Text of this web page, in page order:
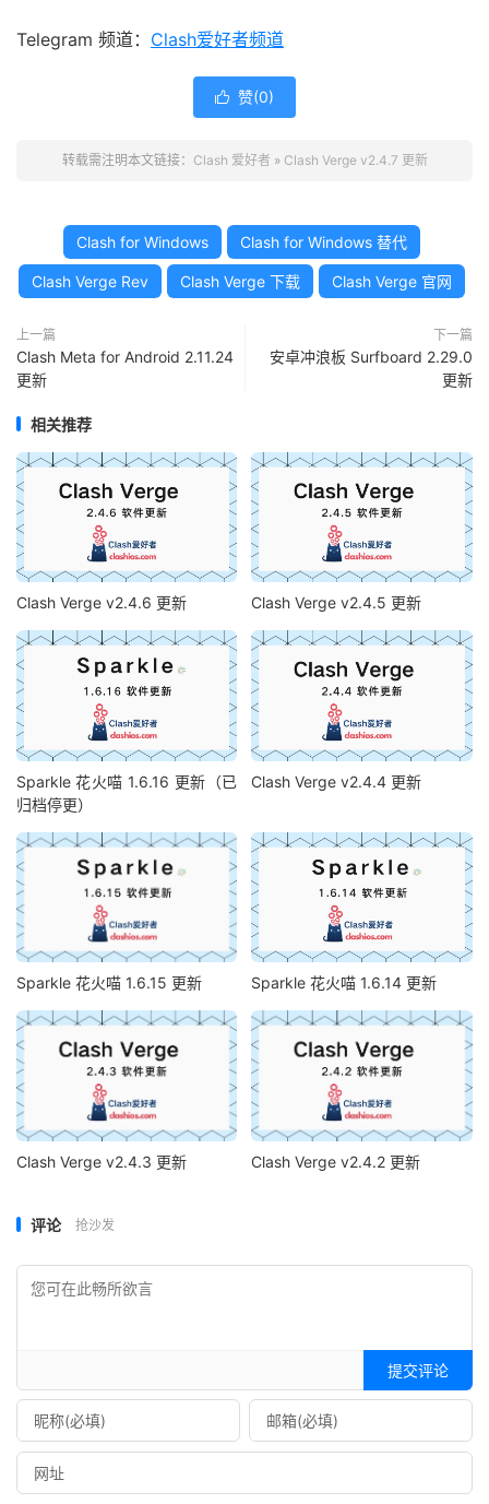
Telegram 频道： Clash爱好者频道
 赞(0)
转载需注明本文链接： Clash 爱好者 » Clash Verge v2.4.7 更新
Clash for Windows Clash for Windows 替代
Clash Verge Rev Clash Verge 下载 Clash Verge 官网
上一篇
Clash Meta for Android 2.11.24
更新
下一篇
安卓冲浪板 Surfboard 2.29.0
更新
相关推荐
Clash Verge v2.4.6 更新 Clash Verge v2.4.5 更新
Sparkle 花火喵 1.6.16 更新（已
归档停更）
Clash Verge v2.4.4 更新
Sparkle 花火喵 1.6.15 更新 Sparkle 花火喵 1.6.14 更新
Clash Verge v2.4.3 更新 Clash Verge v2.4.2 更新
评论 抢沙发
提交评论